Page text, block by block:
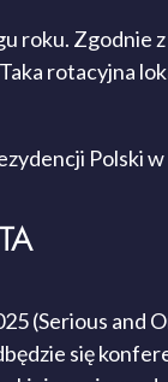
roku. Zgodnie
rotacyjna
Polski
(Serious and
się